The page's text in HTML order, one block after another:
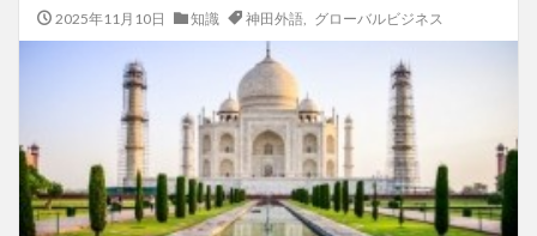
2025年11月10日 知識 神田外語, グローバルビジネス